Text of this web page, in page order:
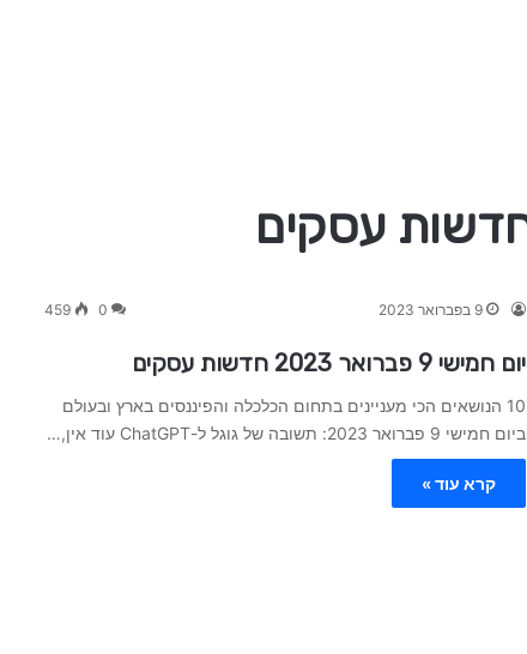
9 בפברואר 2023 0
459
יום חמישי 9 פברואר 2023 חדשות עסקים
10 הנושאים הכי מעניינים בתחום הכלכלה והפיננסים בארץ ובעולם
ביום חמישי 9 פברואר 2023: תשובה של גוגל ל-ChatGPT עוד אין,…
קרא עוד »